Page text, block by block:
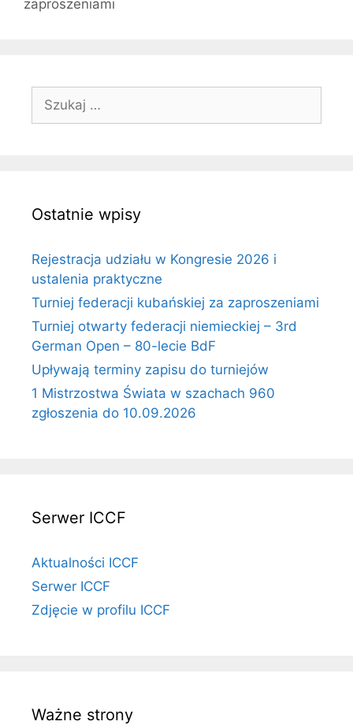
zaproszeniami
Ostatnie wpisy
Rejestracja udziału w Kongresie 2026 i
ustalenia praktyczne
Turniej federacji kubańskiej za zaproszeniami
Turniej otwarty federacji niemieckiej – 3rd
German Open – 80-lecie BdF
Upływają terminy zapisu do turniejów
1 Mistrzostwa Świata w szachach 960
zgłoszenia do 10.09.2026
Serwer ICCF
Aktualności ICCF
Serwer ICCF
Zdjęcie w profilu ICCF
Ważne strony